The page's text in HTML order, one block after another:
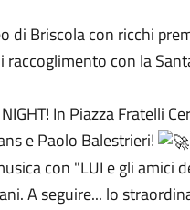
di Briscola con ricchi
con la
In Piazza Fratelli
e Paolo Balestrieri!
con "LUI e gli amici
A seguire... lo